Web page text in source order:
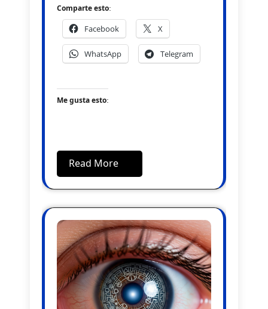
Comparte esto:
Facebook X
WhatsApp Telegram
Me gusta esto:
Read More